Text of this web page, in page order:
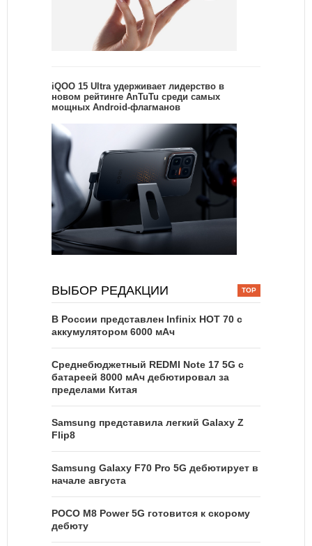
iQOO 15 Ultra удерживает лидерство в
новом рейтинге AnTuTu среди самых
мощных Android-флагманов
ВЫБОР РЕДАКЦИИ
В России представлен Infinix HOT 70 с
аккумулятором 6000 мАч
Среднебюджетный REDMI Note 17 5G с
батареей 8000 мАч дебютировал за
пределами Китая
Samsung представила легкий Galaxy Z
Flip8
Samsung Galaxy F70 Pro 5G дебютирует в
начале августа
POCO M8 Power 5G готовится к скорому
дебюту